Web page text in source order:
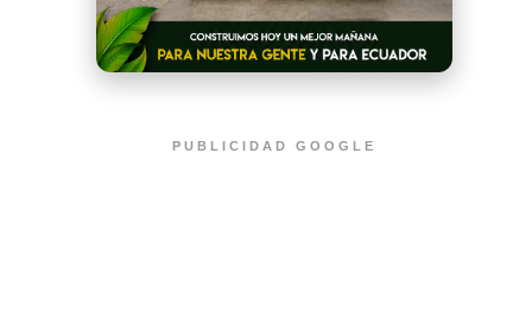
PUBLICIDAD GOOGLE